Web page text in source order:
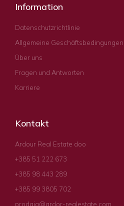
Information
Datenschutzrichtlinie
Allgemeine Geschäftsbedingungen
Über uns
Fragen und Antworten
Karriere
Kontakt
Ardour Real Estate doo
+385 51 222 673
+385 98 443 289
+385 99 3805 702
prodaja@ardor-realestate.com